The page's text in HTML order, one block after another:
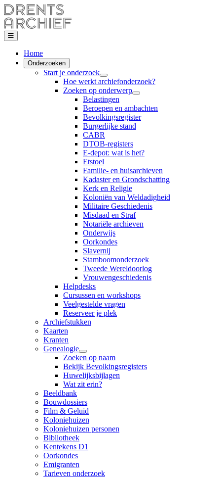
Home
Onderzoeken
Start je onderzoek
Hoe werkt archiefonderzoek?
Zoeken op onderwerp
Belastingen
Beroepen en ambachten
Bevolkingsregister
Burgerlijke stand
CABR
DTOB-registers
E-depot: wat is het?
Etstoel
Familie- en huisarchieven
Kadaster en Grondschatting
Kerk en Religie
Koloniën van Weldadigheid
Militaire Geschiedenis
Misdaad en Straf
Notariële archieven
Onderwijs
Oorkondes
Slavernij
Stamboomonderzoek
Tweede Wereldoorlog
Vrouwengeschiedenis
Helpdesks
Cursussen en workshops
Veelgestelde vragen
Reserveer je plek
Archiefstukken
Kaarten
Kranten
Genealogie
Zoeken op naam
Bekijk Bevolkingsregisters
Huwelijksbijlagen
Wat zit erin?
Beeldbank
Bouwdossiers
Film & Geluid
Koloniehuizen
Koloniehuizen personen
Bibliotheek
Kentekens D1
Oorkondes
Emigranten
Tarieven onderzoek